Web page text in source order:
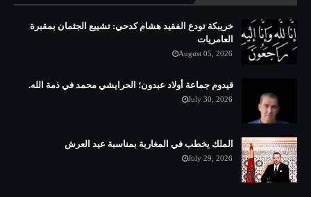
خريبكة تودع الفقيد هشام كدحي: تشييع الجثمان بمقبرة
العامريات
August 05, 2026
قيدوم جماعة أولاد عبدون؛ الحرايشي محمد في ذمة الله.
July 30, 2026
الملك يخطب في المغاربة بمناسبة عيد العرش
July 29, 2026